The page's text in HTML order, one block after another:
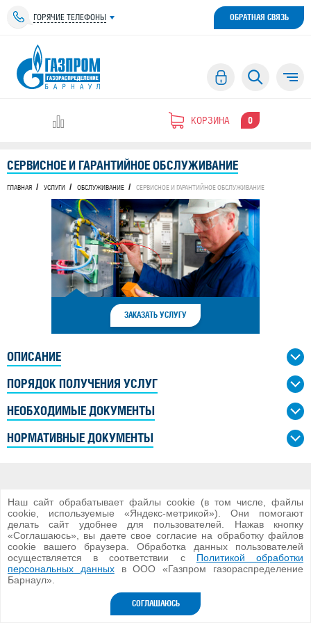
ГОРЯЧИЕ ТЕЛЕФОНЫ ОБРАТНАЯ СВЯЗЬ
КОРЗИНА 0
СЕРВИСНОЕ И ГАРАНТИЙНОЕ ОБСЛУЖИВАНИЕ
ГЛАВНАЯ УСЛУГИ ОБСЛУЖИВАНИЕ СЕРВИСНОЕ И ГАРАНТИЙНОЕ ОБСЛУЖИВАНИЕ
ЗАКАЗАТЬ УСЛУГУ
ОПИСАНИЕ
ПОРЯДОК ПОЛУЧЕНИЯ УСЛУГ
НЕОБХОДИМЫЕ ДОКУМЕНТЫ
НОРМАТИВНЫЕ ДОКУМЕНТЫ
ООО «Газпром газораспределение Барнаул»
2026 г.
Наш сайт обрабатывает файлы cookie (в том числе, файлы
cookie, используемые «Яндекс-метрикой»). Они помогают
делать сайт удобнее для пользователей. Нажав кнопку
«Соглашаюсь», вы даете свое согласие на обработку файлов
cookie вашего браузера. Обработка данных пользователей
осуществляется в соответствии с Политикой обработки
персональных данныхв ООО «Газпром газораспределение
Барнаул».
СОГЛАШАЮСЬ